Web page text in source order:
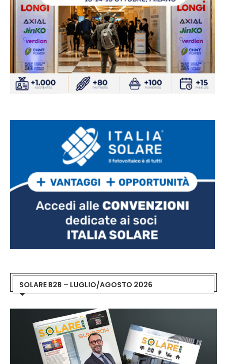
SOLARE B2B – LUGLIO/AGOSTO 2026